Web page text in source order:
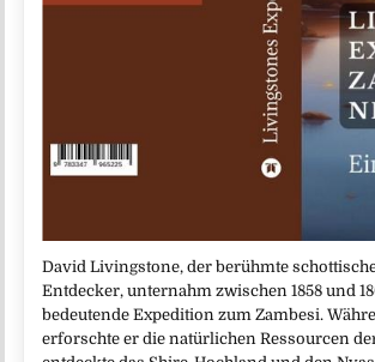
David Livingstone, der berühmte
Entdecker, unternahm zwischen 1858 und
bedeutende Expedition zum Zambesi.
erforschte er die natürlichen Ressourcen